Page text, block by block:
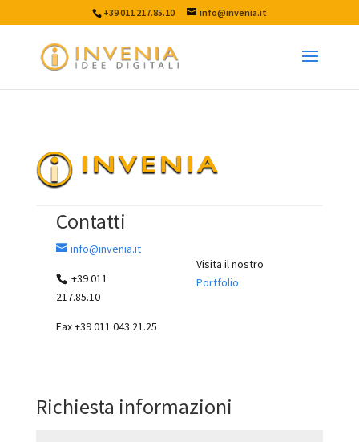
+39 011 217.85.10 info@invenia.it
Contatti
info@invenia.it
+39 011
217.85.10
Fax +39 011 043.21.25
Visita il nostro
Portfolio
Richiesta informazioni